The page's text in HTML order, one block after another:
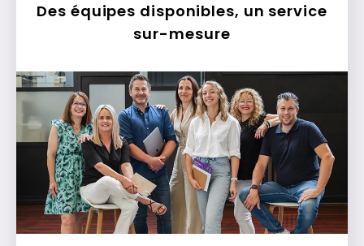
Des équipes disponibles, un service
sur-mesure